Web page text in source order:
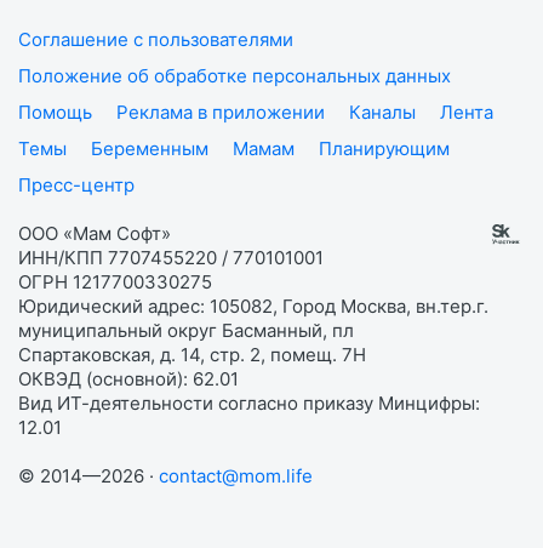
Соглашение с пользователями
Положение об обработке персональных данных
Помощь
Реклама в приложении Каналы
Лента
Темы
Беременным Мамам
Планирующим
Пресс-центр
ООО «Мам Софт»
ИНН/КПП 7707455220 / 770101001
ОГРН 1217700330275
Юридический адрес: 105082, Город Москва, вн.тер.г.
муниципальный округ Басманный, пл
Спартаковская, д. 14, стр. 2, помещ. 7Н
ОКВЭД (основной): 62.01
Вид ИТ-деятельности согласно приказу Минцифры:
12.01
© 2014—2026 · contact@mom.life